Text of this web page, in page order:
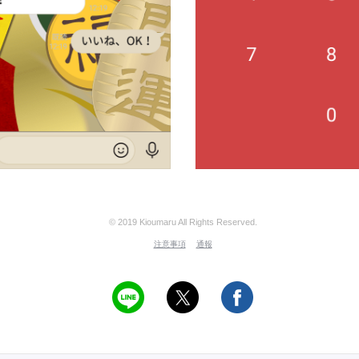
© 2019 Kioumaru All Rights Reserved.
注意事項 通報